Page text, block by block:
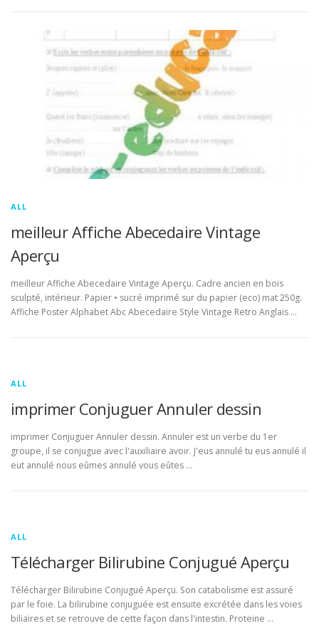
ALL
meilleur Affiche Abecedaire Vintage
Aperçu
meilleur Affiche Abecedaire Vintage Aperçu. Cadre ancien en bois
sculpté, intérieur. Papier • sucré imprimé sur du papier (eco) mat 250g.
Affiche Poster Alphabet Abc Abecedaire Style Vintage Retro Anglais …
ALL
imprimer Conjuguer Annuler dessin
imprimer Conjuguer Annuler dessin. Annuler est un verbe du 1er
groupe, il se conjugue avec l'auxiliaire avoir. J'eus annulé tu eus annulé il
eut annulé nous eûmes annulé vous eûtes …
ALL
Télécharger Bilirubine Conjugué Aperçu
Télécharger Bilirubine Conjugué Aperçu. Son catabolisme est assuré
par le foie. La bilirubine conjuguée est ensuite excrétée dans les voies
biliaires et se retrouve de cette façon dans l'intestin. Proteine …